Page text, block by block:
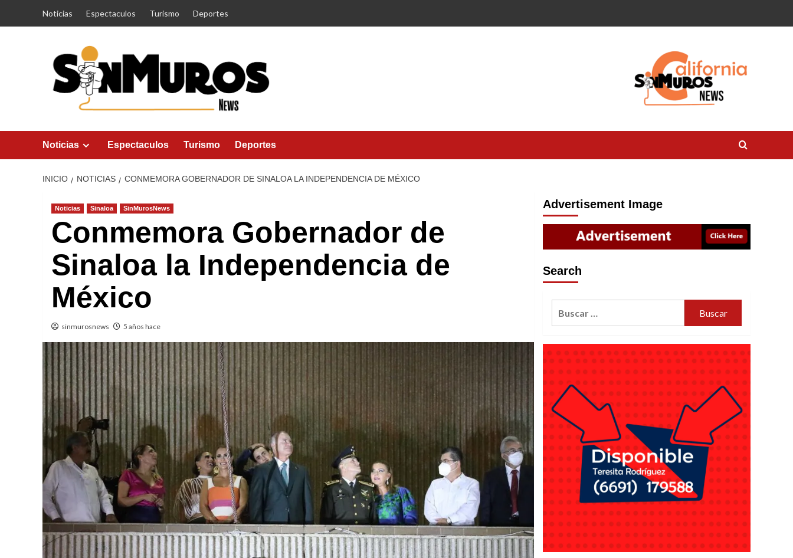
Noticias Espectaculos Turismo Deportes
Noticias Espectaculos Turismo Deportes
INICIO NOTICIAS CONMEMORA GOBERNADOR DE SINALOA LA INDEPENDENCIA DE MÉXICO
Noticias Sinaloa SinMurosNews
Conmemora Gobernador de
Sinaloa la Independencia de
México
sinmurosnews 5 años hace
Advertisement Image
Search